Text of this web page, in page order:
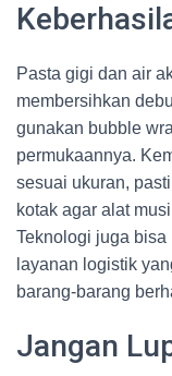
Pasta gigi dan air
membersihkan
gunakan bubble
permukaannya.
sesuai ukuran,
kotak agar alat
Teknologi juga bisa
layanan logistik
barang-barang
Jangan